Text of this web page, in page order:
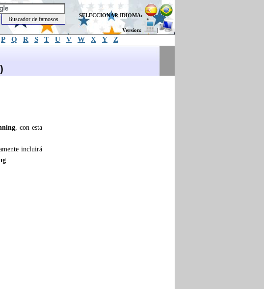
SELECCIONAR IDIOMA:
Version: |
P Q R S T U V W X Y Z
, con esta
incluirá